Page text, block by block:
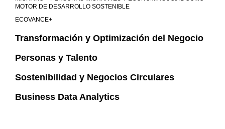
MOTOR DE DESARROLLO SOSTENIBLE
ECOVANCE+
Transformación y Optimización del Negocio
Personas y Talento
Sostenibilidad y Negocios Circulares
Business Data Analytics